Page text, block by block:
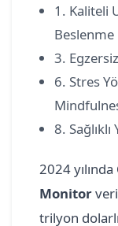
1. Kaliteli
Beslenme
3.
6. Stres
8.
2024 yılında
Monitor
trilyon